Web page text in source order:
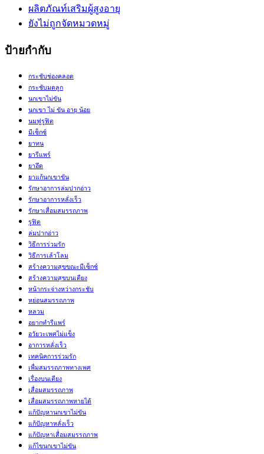
ผลิตภัณท์เสริมผู้สูงอายุ
ยังไม่ถูกจัดหมวดหมู่
ป้ายกำกับ
กระชับช่องคลอด
กระชับมดลูก
นกเขาไม่ขัน
นกเขา ไม่ ขัน อายุ น้อย
นมฟูรูฟิต
มีเซ็กซ์
ยาทน
ยารีแพร์
ยาอึด
ยาแก้นกเขาขัน
รักษาอาการล่มปากอ่าว
รักษาอาการหลั่งเร็ว
รักษาเสื่อมสมรรถภาพ
รูฟิต
ล่มปากอ่าว
วิธีการร่วมรัก
วิธีการเล้าโลม
สร้างความสุขขณะมีเซ็กซ์
สร้างความสุขบนเตียง
หน้ากระจ่างหว่างกระชับ
หย่อนสมรรถภาพ
หลวม
อยากทำรีแพร์
อวัยวะเพศไม่แข็ง
อาการหลั่งเร็ว
เทคนิคการร่วมรัก
เพื่มสมรรถภาพทางเพศ
เรื่องบนเตียง
เสื่อมสมรรถภาพ
เสื่อมสมรรถภาพหายได้
แก้ปัญหานกเขาไม่ขัน
แก้ปัญหาหลั่งเร็ว
แก้ปัญหาเสื่่อมสมรรถภาพ
แก้ไขนกเขาไม่ขัน